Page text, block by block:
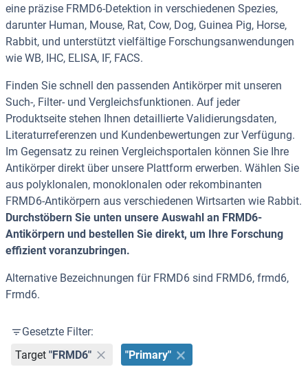
eine präzise FRMD6-Detektion in verschiedenen Spezies,
darunter Human, Mouse, Rat, Cow, Dog, Guinea Pig, Horse,
Rabbit, und unterstützt vielfältige Forschungsanwendungen
wie WB, IHC, ELISA, IF, FACS.
Finden Sie schnell den passenden Antikörper mit unseren
Such-, Filter- und Vergleichsfunktionen. Auf jeder
Produktseite stehen Ihnen detaillierte Validierungsdaten,
Literaturreferenzen und Kundenbewertungen zur Verfügung.
Im Gegensatz zu reinen Vergleichsportalen können Sie Ihre
Antikörper direkt über unsere Plattform erwerben. Wählen Sie
aus polyklonalen, monoklonalen oder rekombinanten
FRMD6-Antikörpern aus verschiedenen Wirtsarten wie Rabbit.
Durchstöbern Sie unten unsere Auswahl an FRMD6-
Antikörpern und bestellen Sie direkt, um Ihre Forschung
effizient voranzubringen.
Alternative Bezeichnungen für FRMD6 sind FRMD6, frmd6,
Frmd6.
Gesetzte Filter:
Target "FRMD6" "Primary"